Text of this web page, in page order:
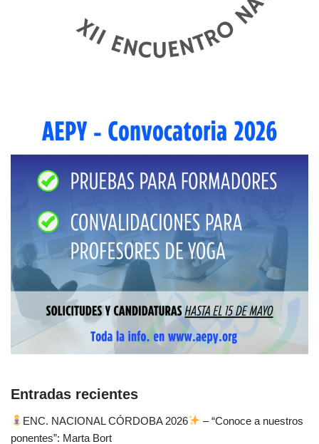
Entradas recientes
ENC. NACIONAL CÓRDOBA 2026
– “Conoce a nuestros
ponentes”: Marta Bort